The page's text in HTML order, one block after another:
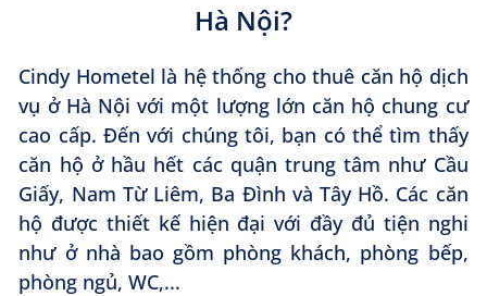
Hà Nội?
Cindy Hometel là hệ thống cho thuê căn hộ dịch
vụ ở Hà Nội với một lượng lớn căn hộ chung cư
cao cấp. Đến với chúng tôi, bạn có thể tìm thấy
căn hộ ở hầu hết các quận trung tâm như Cầu
Giấy, Nam Từ Liêm, Ba Đình và Tây Hồ. Các căn
hộ được thiết kế hiện đại với đầy đủ tiện nghi
như ở nhà bao gồm phòng khách, phòng bếp,
phòng ngủ, WC,...